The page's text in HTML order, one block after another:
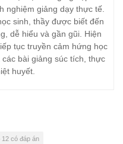
nghiệm giảng dạy thực tế.
sinh, thầy được biết đến
dễ hiểu và gần gũi. Hiện
tục truyền cảm hứng học
bài giảng súc tích, thực
huyết.
12 có đáp án